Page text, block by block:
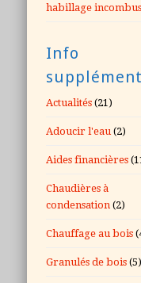
habillage
Info
Actualités (21)
Adoucir l'eau (2)
Aides financières
Chaudières à
condensation (2)
Chauffage au bois
Granulés de bois (5)